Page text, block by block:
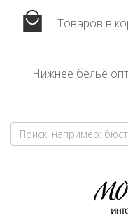
Товаров в
Нижнее бельё